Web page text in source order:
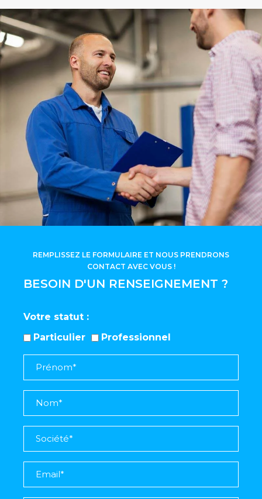
BESOIN D'UN RENSEIGNEMENT ?
REMPLISSEZ LE FORMULAIRE ET NOUS PRENDRONS
CONTACT AVEC VOUS !
Votre statut
Particulier
Professionnel